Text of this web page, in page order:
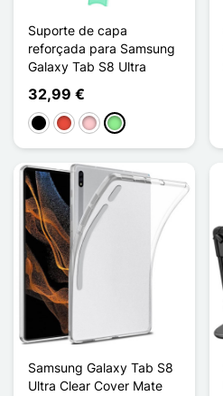
Suporte de capa
reforçada para Samsung
Galaxy Tab S8 Ultra
32,99 €
PretoVermelho
RosaVerde claro
Samsung Galaxy Tab S8
Ultra Clear Cover Mate